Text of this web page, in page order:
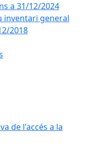
a 31/12/2024
inventari general
2018
de l'accés a la